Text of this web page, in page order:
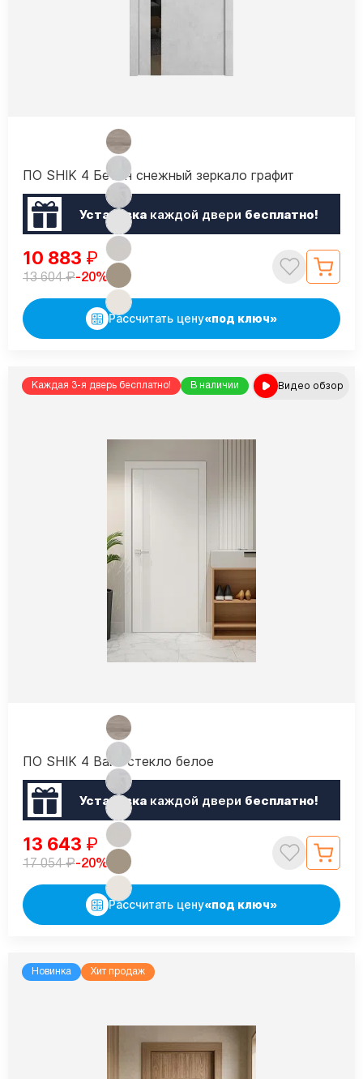
ПО SHIK 4 Бетон снежный зеркало графит
Установкакаждой двери бесплатно!
10 883 ₽
13 604₽-20%
Рассчитать цену«под ключ»
Каждая 3-я дверь бесплатно! В наличии Видео обзор
ПО SHIK 4 Вайт стекло белое
Установкакаждой двери бесплатно!
13 643 ₽
17 054₽-20%
Рассчитать цену«под ключ»
Новинка Хит продаж